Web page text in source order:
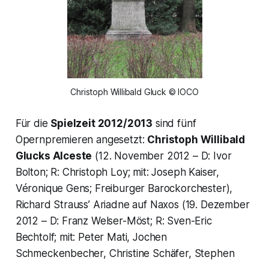
Christoph Willibald Gluck © IOCO
Für die Spielzeit 2012/2013 sind fünf
Opernpremieren angesetzt: Christoph Willibald
Glucks Alceste (12. November 2012 – D: Ivor
Bolton; R: Christoph Loy; mit: Joseph Kaiser,
Véronique Gens; Freiburger Barockorchester),
Richard Strauss’ Ariadne auf Naxos (19. Dezember
2012 – D: Franz Welser-Möst; R: Sven-Eric
Bechtolf; mit: Peter Mati, Jochen
Schmeckenbecher, Christine Schäfer, Stephen